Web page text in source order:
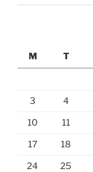
M
T
3 4
10 11
17 18
24 25